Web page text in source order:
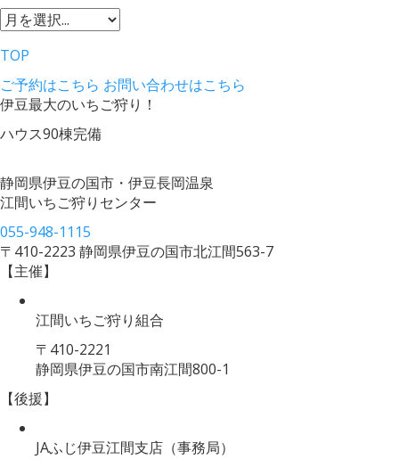
TOP
ご予約はこちら お問い合わせはこちら
伊豆最大のいちご狩り！
ハウス90棟完備
静岡県伊豆の国市・伊豆長岡温泉
江間いちご狩りセンター
055-948-1115
〒410-2223 静岡県伊豆の国市北江間563-7
【主催】
江間いちご狩り組合
〒410-2221
静岡県伊豆の国市南江間800-1
【後援】
JAふじ伊豆江間支店 （事務局）